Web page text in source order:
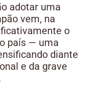
adotar uma
vem, na
o
país — uma
diante
e da grave